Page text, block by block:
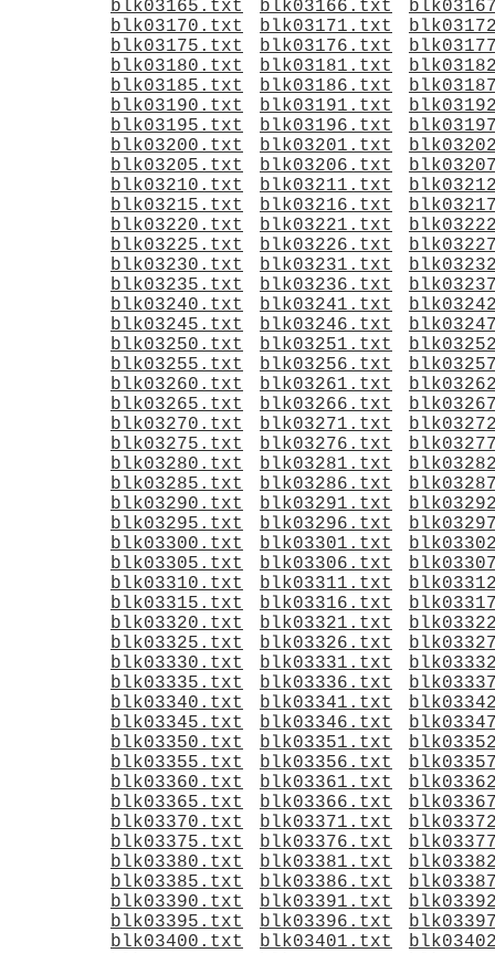
blk03165.txt
blk03166.txt
blk03170.txt
blk03171.txt
blk03175.txt
blk03176.txt
blk03180.txt
blk03181.txt
blk03185.txt
blk03186.txt
blk03190.txt
blk03191.txt
blk03195.txt
blk03196.txt
blk03200.txt
blk03201.txt
blk03205.txt
blk03206.txt
blk03210.txt
blk03211.txt
blk03215.txt
blk03216.txt
blk03220.txt
blk03221.txt
blk03225.txt
blk03226.txt
blk03230.txt
blk03231.txt
blk03235.txt
blk03236.txt
blk03240.txt
blk03241.txt
blk03245.txt
blk03246.txt
blk03250.txt
blk03251.txt
blk03255.txt
blk03256.txt
blk03260.txt
blk03261.txt
blk03265.txt
blk03266.txt
blk03270.txt
blk03271.txt
blk03275.txt
blk03276.txt
blk03280.txt
blk03281.txt
blk03285.txt
blk03286.txt
blk03290.txt
blk03291.txt
blk03295.txt
blk03296.txt
blk03300.txt
blk03301.txt
blk03305.txt
blk03306.txt
blk03310.txt
blk03311.txt
blk03315.txt
blk03316.txt
blk03320.txt
blk03321.txt
blk03325.txt
blk03326.txt
blk03330.txt
blk03331.txt
blk03335.txt
blk03336.txt
blk03340.txt
blk03341.txt
blk03345.txt
blk03346.txt
blk03350.txt
blk03351.txt
blk03355.txt
blk03356.txt
blk03360.txt
blk03361.txt
blk03365.txt
blk03366.txt
blk03370.txt
blk03371.txt
blk03375.txt
blk03376.txt
blk03380.txt
blk03381.txt
blk03385.txt
blk03386.txt
blk03390.txt
blk03391.txt
blk03395.txt
blk03396.txt
blk03400.txt
blk03401.txt